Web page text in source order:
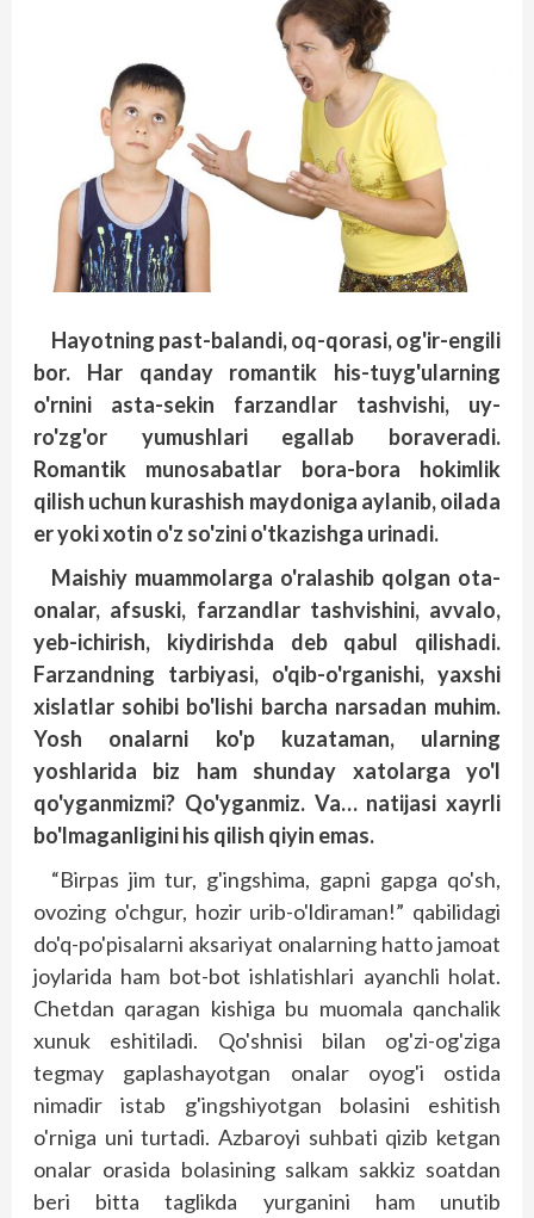
Hayotning past-balandi, oq-qorasi, og'ir-engili
bor. Har qanday romantik his-tuyg'ularning
o'rnini asta-sekin farzandlar tashvishi, uy-
ro'zg'or yumushlari egallab boraveradi.
Romantik munosabatlar bora-bora hokimlik
qilish uchun kurashish maydoniga aylanib, oilada
er yoki xotin o'z so'zini o'tkazishga urinadi.
Maishiy muammolarga o'ralashib qolgan ota-
onalar, afsuski, far­zandlar tashvishini, avvalo,
yeb-ichirish, kiydirishda deb qabul qilishadi.
Farzandning tarbiyasi, o'qib-o'rganishi, yaxshi
xislatlar sohibi bo'lishi barcha narsadan muhim.
Yosh onalarni ko'p kuzataman, ularning
yoshlarida biz ham shunday xatolarga yo'l
qo'yganmizmi? Qo'yganmiz. Va… natijasi xayrli
bo'lmaganligini his qilish qiyin emas.
“Birpas jim tur, g'ingshima, gapni gap­­ga qo'sh,
ovozing o'chgur, hozir urib-o'ldiraman!” qabilidagi
do'q-po'pisalarni aksariyat onalarning hatto jamoat
joylarida ham bot-bot ishlatishlari ayanchli holat.
Chetdan qaragan kishiga bu muomala qanchalik
xunuk eshitiladi. Qo'shnisi bilan og'zi-og'ziga
tegmay gaplashayotgan onalar oyog'i ostida
nimadir istab g'ingshiyotgan bolasini eshitish
o'rniga uni turtadi. Azbaroyi suhbati qizib ketgan
onalar orasida bolasining salkam sakkiz soatdan
beri bitta taglikda yurganini ham unutib